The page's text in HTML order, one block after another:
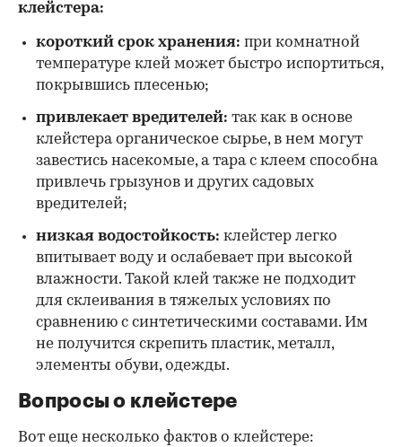
клейстера:
короткий срок хранения: при комнатной
температуре клей может быстро испортиться,
покрывшись плесенью;
привлекает вредителей: так как в основе
клейстера органическое сырье, в нем могут
завестись насекомые, а тара с клеем способна
привлечь грызунов и других садовых
вредителей;
низкая водостойкость: клейстер легко
впитывает воду и ослабевает при высокой
влажности. Такой клей также не подходит
для склеивания в тяжелых условиях по
сравнению с синтетическими составами. Им
не получится скрепить пластик, металл,
элементы обуви, одежды.
Вопросы о клейстере
Вот еще несколько фактов о клейстере: